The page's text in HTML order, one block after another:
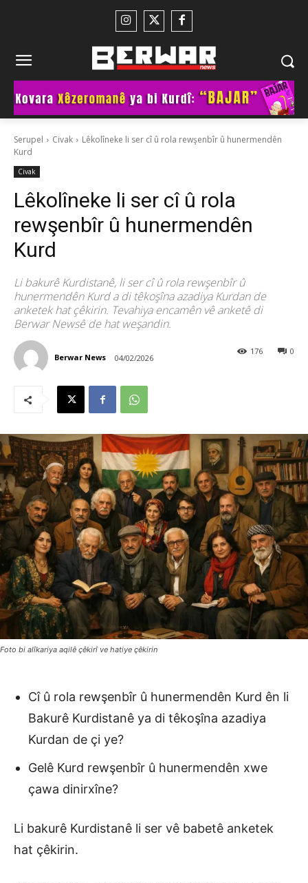
Serupel Civak
Lêkolîneke li ser cî û rola rewşenbîr û hunermendên
Kurd
Civak
Lêkolîneke li ser cî û rola
rewşenbîr û hunermendên
Kurd
Li bakurê Kurdistanê, li ser cî û rola rewşenbîr û
hunermendên Kurd a di têkoşîna azadiya Kurdan de
anketek hat çêkirin. Tevahiya encamên vê anketê di
Berwar Newsê de hat weşandin.
Berwar News 04/02/2026
0
176
Foto bi alîkariya aqilê çêkirî ve hatiye çêkirin
Cî û rola rewşenbîr û hunermendên Kurd ên li
Bakurê Kurdistanê ya di têkoşîna azadiya
Kurdan de çi ye?
Gelê Kurd rewşenbîr û hunermendên xwe
çawa dinirxîne?
Li bakurê Kurdistanê li ser vê babetê anketek
hat çêkirin.